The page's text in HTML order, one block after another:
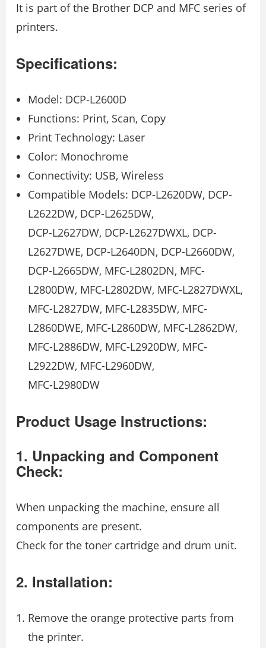
It is part of the Brother DCP and MFC series of
printers.
Specifications:
Model: DCP-L2600D
Functions: Print, Scan, Copy
Print Technology: Laser
Color: Monochrome
Connectivity: USB, Wireless
Compatible Models: DCP-L2620DW, DCP-
L2622DW, DCP-L2625DW,
DCP-L2627DW, DCP-L2627DWXL, DCP-
L2627DWE, DCP-L2640DN, DCP-L2660DW,
DCP-L2665DW, MFC-L2802DN, MFC-
L2800DW, MFC-L2802DW, MFC-L2827DWXL,
MFC-L2827DW, MFC-L2835DW, MFC-
L2860DWE, MFC-L2860DW, MFC-L2862DW,
MFC-L2886DW, MFC-L2920DW, MFC-
L2922DW, MFC-L2960DW,
MFC-L2980DW
Product Usage Instructions:
1. Unpacking and Component
Check:
When unpacking the machine, ensure all
components are present.
Check for the toner cartridge and drum unit.
2. Installation:
Remove the orange protective parts from
the printer.